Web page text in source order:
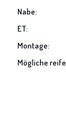
Nabe:
ET:
Montage:
Mögliche